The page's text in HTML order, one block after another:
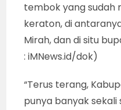
tembok yang sudah
keraton, di
Mirah, dan di situ
: iMNews.id/dok)
“Terus terang,
punya banyak sekali